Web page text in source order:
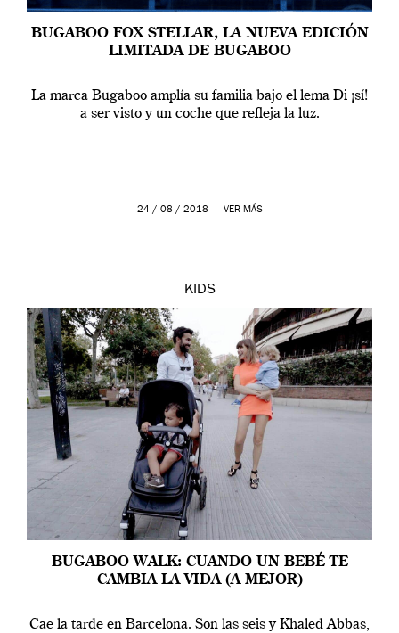
BUGABOO FOX STELLAR, LA NUEVA EDICIÓN
LIMITADA DE BUGABOO
La marca Bugaboo amplía su familia bajo el lema Di ¡sí!
a ser visto y un coche que refleja la luz.
24 / 08 / 2018 — VER MÁS
KIDS
BUGABOO WALK: CUANDO UN BEBÉ TE
CAMBIA LA VIDA (A MEJOR)
Cae la tarde en Barcelona. Son las seis y Khaled Abbas,